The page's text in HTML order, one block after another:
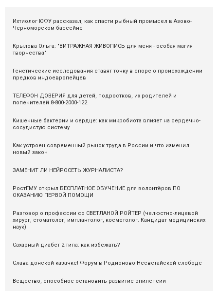
Ихтиолог ЮФУ рассказал, как спасти рыбный промысел в Азово-
Черноморском бассейне
Крылова Ольга: "ВИТРАЖНАЯ ЖИВОПИСЬ для меня - особая магия
творчества"
Генетические исследования ставят точку в споре о происхождении
предков индоевропейцев
ТЕЛЕФОН ДОВЕРИЯ для детей, подростков, их родителей и
попечителей 8-800-2000-122
Кишечные бактерии и сердце: как микробиота влияет на сердечно-
сосудистую систему
Как устроен современный рынок труда в России и что изменил
новый закон
ЗАМЕНИТ ЛИ НЕЙРОСЕТЬ ЖУРНАЛИСТА?
РостГМУ открыл БЕСПЛАТНОЕ ОБУЧЕНИЕ для волонтёров ПО
ОКАЗАНИЮ ПЕРВОЙ ПОМОЩИ
Разговор о профессии со СВЕТЛАНОЙ РОЙТЕР (челюстно-лицевой
хирург, стоматолог, имплантолог, косметолог. Кандидат медицинских
наук)
Сахарный диабет 2 типа: как избежать?
Слава донской казачке! Форум в Родионово-Несветайской слободе
Вещество, способное остановить развитие эпилепсии